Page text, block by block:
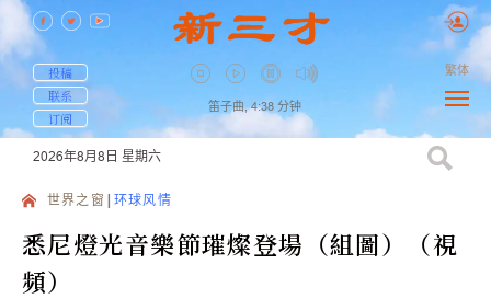
投稿
联系
订阅
笛子曲, 4:38 分钟
繁体
2026年8月8日 星期六
世界之窗 环球风情
悉尼燈光音樂節璀燦登場（組圖）（視
頻）